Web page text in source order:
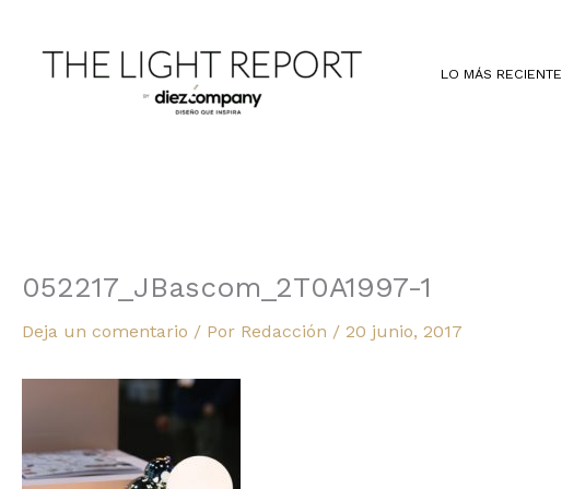
contenido
LO MÁS RECIENTE
052217_JBascom_2T0A1997-1
Deja un comentario / Por Redacción / 20 junio, 2017